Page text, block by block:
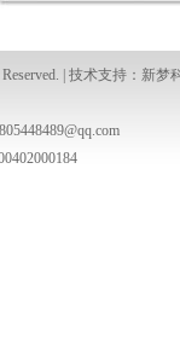
| 技术支持： 新梦
805448489@qq.com